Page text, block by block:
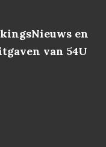
en
van 54U